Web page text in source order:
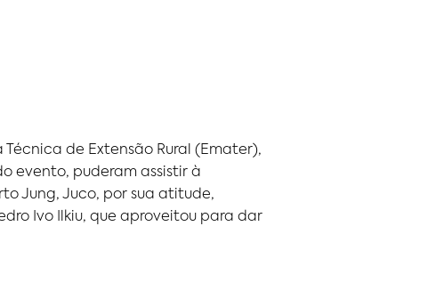
de Extensão Rural (Emater),
evento, puderam assistir à
Jung, Juco, por sua atitude,
Ivo Ilkiu, que aproveitou para dar